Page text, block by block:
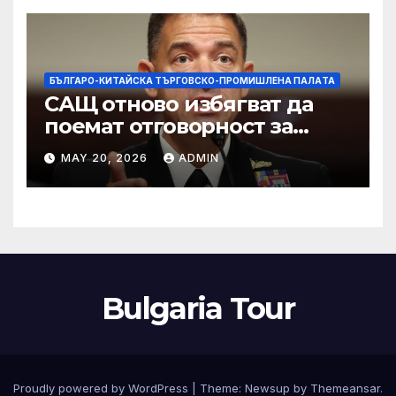
изкупуване: Хоп
БЪЛГАРО-КИТАЙСКА ТЪРГОВСКО-ПРОМИШЛЕНА ПАЛAТА
САЩ отново избягват да
поемат отговорност за
нападението в училище в
Иран, при което загинаха
155 души
MAY 20, 2026 ADMIN
Bulgaria Tour
Proudly powered by WordPress Theme: Newsup by Themeansar.